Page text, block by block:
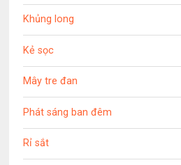
Khủng long
Kẻ sọc
Mây tre đan
Phát sáng ban đêm
Rỉ sắt